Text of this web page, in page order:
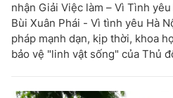
nhận Giải Việc làm – Vì Tình
Bùi Xuân Phái - Vì tình yêu Hà
pháp mạnh dạn, kịp thời, khoa
bảo vệ "linh vật sống" của Thủ